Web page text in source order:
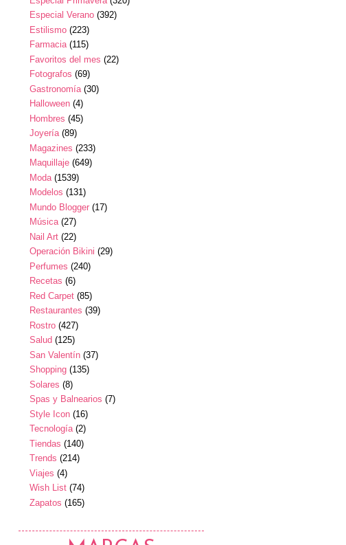
Especial Verano (392)
Estilismo (223)
Farmacia (115)
Favoritos del mes (22)
Fotografos (69)
Gastronomía (30)
Halloween (4)
Hombres (45)
Joyería (89)
Magazines (233)
Maquillaje (649)
Moda (1539)
Modelos (131)
Mundo Blogger (17)
Música (27)
Nail Art (22)
Operación Bikini (29)
Perfumes (240)
Recetas (6)
Red Carpet (85)
Restaurantes (39)
Rostro (427)
Salud (125)
San Valentín (37)
Shopping (135)
Solares (8)
Spas y Balnearios (7)
Style Icon (16)
Tecnología (2)
Tiendas (140)
Trends (214)
Viajes (4)
Wish List (74)
Zapatos (165)